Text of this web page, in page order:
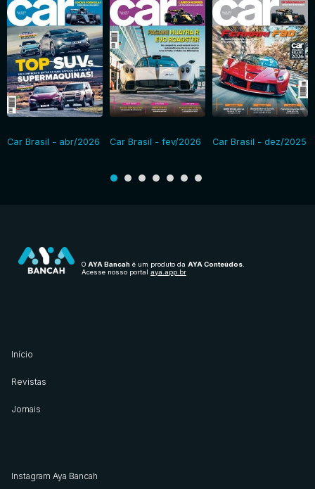
Car Brasil - abr/2026 Car Brasil - fev/2026 Car Brasil - dez/2025
O AYA Bancah é um produto da AYA Conteúdos
Acesse nosso portal aya.app.br
Início
Revistas
Jornais
Instagram Aya Bancah